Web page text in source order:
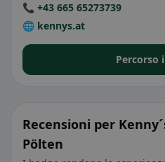
📞 +43 665 65273739
🌐 kennys.at
Percorso
Recensioni per
Pölten